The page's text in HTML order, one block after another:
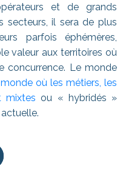
et de grands
secteurs, il sera de plus
parfois éphémères,
valeur aux territoires où
concurrence. Le monde
monde où les métiers, les
mixtes ou « hybridés »